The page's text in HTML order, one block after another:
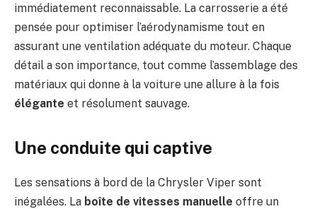
immédiatement reconnaissable. La carrosserie a été
pensée pour optimiser l’aérodynamisme tout en
assurant une ventilation adéquate du moteur. Chaque
détail a son importance, tout comme l’assemblage des
matériaux qui donne à la voiture une allure à la fois
élégante et résolument sauvage.
Une conduite qui captive
Les sensations à bord de la Chrysler Viper sont
inégalées. La boîte de vitesses manuelle offre un